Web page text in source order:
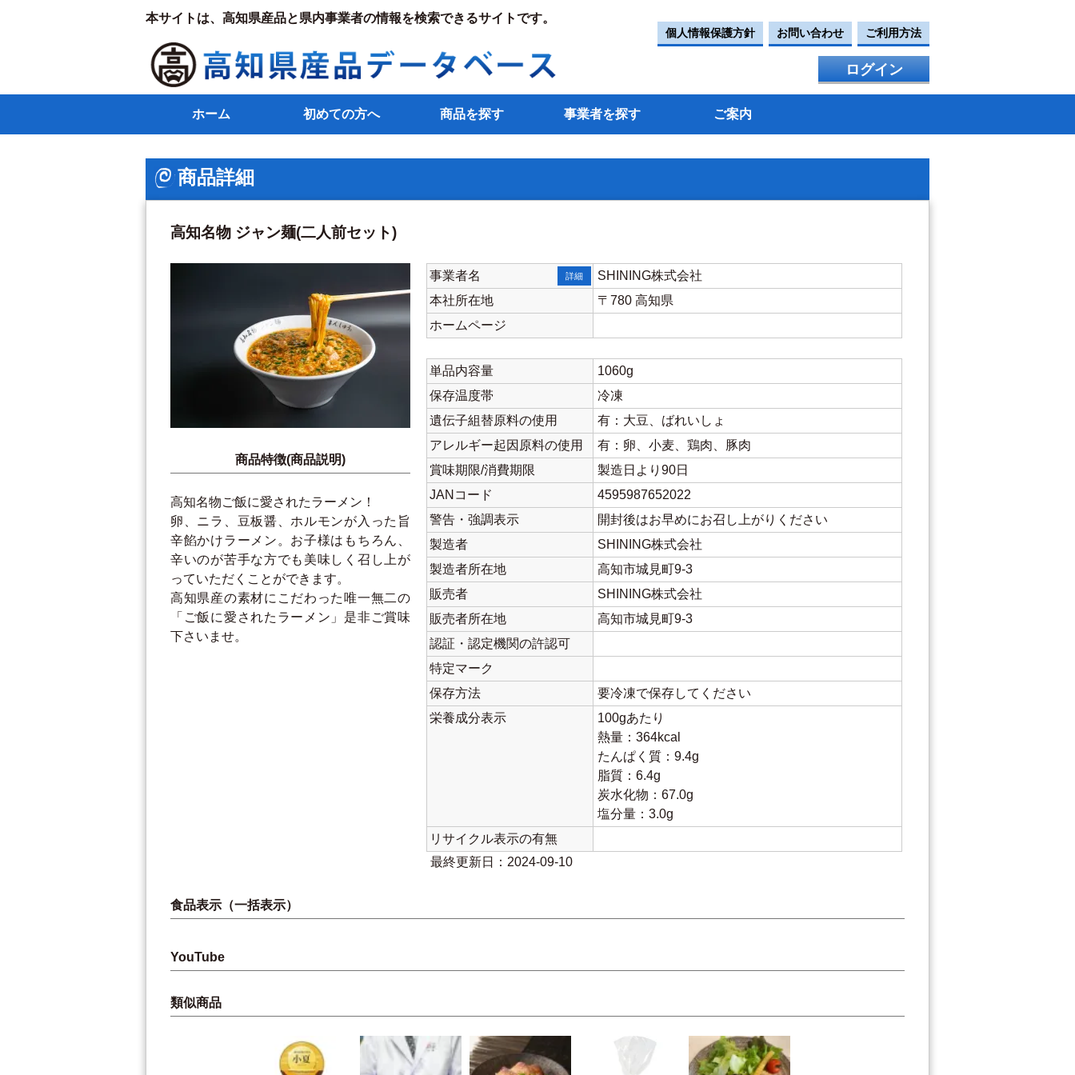
本サイトは、高知県産品と県内事業者の情報を検索できるサイトです。
個人情報保護方針 お問い合わせ ご利用方法
ログイン
ホーム 初めての方へ 商品を探す 事業者を探す ご案内
商品詳細
高知名物 ジャン麺(二人前セット)
商品特徴(商品説明)
高知名物ご飯に愛されたラーメン！
卵、ニラ、豆板醤、ホルモンが入った旨
辛餡かけラーメン。お子様はもちろん、
辛いのが苦手な方でも美味しく召し上が
っていただくことができます。
高知県産の素材にこだわった唯一無二の
「ご飯に愛されたラーメン」是非ご賞味
下さいませ。
事業者名 詳細
SHINING株式会社
本社所在地
〒780 高知県
ホームページ
単品内容量
1060g
保存温度帯
冷凍
遺伝子組替原料の使用
有：大豆、ばれいしょ
アレルギー起因原料の使用
有：卵、小麦、鶏肉、豚肉
賞味期限/消費期限
製造日より90日
JANコード
4595987652022
警告・強調表示
開封後はお早めにお召し上がりください
製造者
SHINING株式会社
製造者所在地
高知市城見町9-3
販売者
SHINING株式会社
販売者所在地
高知市城見町9-3
認証・認定機関の許認可
特定マーク
保存方法
要冷凍で保存してください
栄養成分表示
100gあたり
熱量：364kcal
たんぱく質：9.4g
脂質：6.4g
炭水化物：67.0g
塩分量：3.0g
リサイクル表示の有無
最終更新日：2024-09-10
食品表示（一括表示）
YouTube
類似商品